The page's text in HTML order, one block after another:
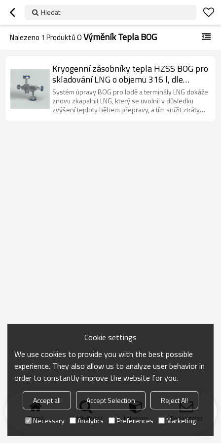
Hledat
Nalezeno 1 Produktů OVýměník Tepla BOG
Kryogenní zásobníky tepla HZSS BOG pro
skladování LNG o objemu 316 l, dle
požadavků výrobce
Systém úpravy BOG pro lodě a terminály LNG dokáže
znovu zkapalnit LNG, který se uvolnil v důsledku
zvýšení teploty během přepravy, a tím snížit ztráty
Domů Vyhledávání kategorie Poslat dotaz
Cookie settings
We use cookies to provide you with the best possible
experience. They also allow us to analyze user behavior in
order to constantly improve the website for you.
Accept all Accept Selection
Reject All
Necessary
Analytics Preferences Marketing